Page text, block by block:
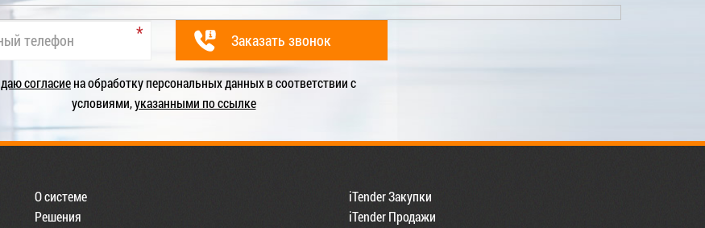
даю согласиена обработку персональных данных в соответствии с
условиями,указанными по ссылке
О системе
Решения
iTender Закупки
iTender Продажи